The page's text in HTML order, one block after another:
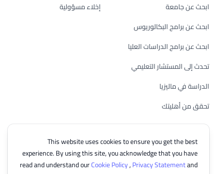
This website uses cookies to ensure you get the best
experience. By using this site, you acknowledge that you have
read and understand ourCookie Policy,Privacy Statementand
ابحث عن جامعة
ابحث عن برامج البكالوريوس
ابحث عن برامج الدراسات العليا
تحدث إلى المستشار التعليمي
الدراسة في ماليزيا
تحقق من أهليتك
إخلاء مسؤولية
© 2026 EasyUni Sdn Bhd, company registration number 200801016907